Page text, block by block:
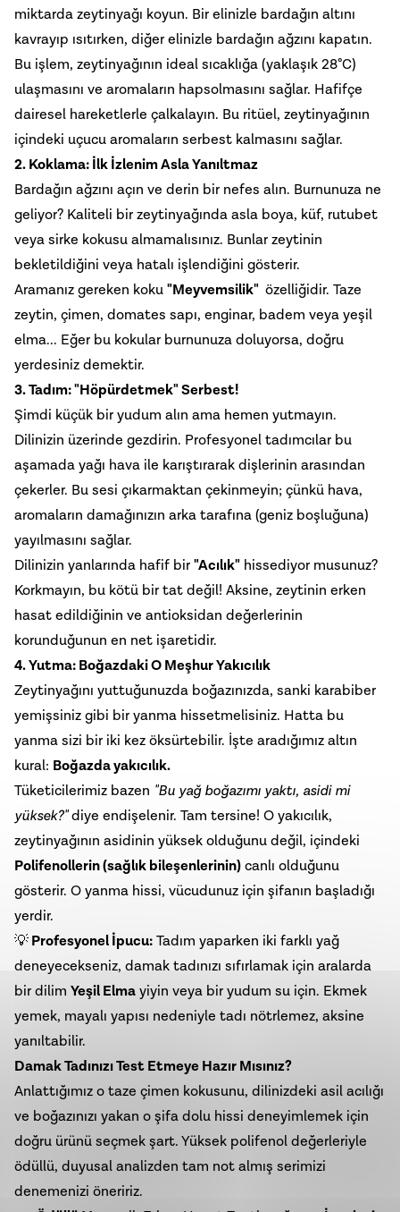
miktarda zeytinyağı koyun. Bir elinizle bardağın altını
kavrayıp ısıtırken, diğer elinizle bardağın ağzını kapatın.
Bu işlem, zeytinyağının ideal sıcaklığa (yaklaşık 28°C)
ulaşmasını ve aromaların hapsolmasını sağlar. Hafifçe
dairesel hareketlerle çalkalayın. Bu ritüel, zeytinyağının
içindeki uçucu aromaların serbest kalmasını sağlar.
2. Koklama: İlk İzlenim Asla Yanıltmaz
Bardağın ağzını açın ve derin bir nefes alın. Burnunuza ne
geliyor? Kaliteli bir zeytinyağında asla boya, küf, rutubet
veya sirke kokusu almamalısınız. Bunlar zeytinin
bekletildiğini veya hatalı işlendiğini gösterir.
Aramanız gereken koku"Meyvemsilik" özelliğidir. Taze
zeytin, çimen, domates sapı, enginar, badem veya yeşil
elma... Eğer bu kokular burnunuza doluyorsa, doğru
yerdesiniz demektir.
3. Tadım: "Höpürdetmek" Serbest!
Şimdi küçük bir yudum alın ama hemen yutmayın.
Dilinizin üzerinde gezdirin. Profesyonel tadımcılar bu
aşamada yağı hava ile karıştırarak dişlerinin arasından
çekerler. Bu sesi çıkarmaktan çekinmeyin; çünkü hava,
aromaların damağınızın arka tarafına (geniz boşluğuna)
yayılmasını sağlar.
Dilinizin yanlarında hafif bir"Acılık" hissediyor musunuz?
Korkmayın, bu kötü bir tat değil! Aksine, zeytinin erken
hasat edildiğinin ve antioksidan değerlerinin
korunduğunun en net işaretidir.
4. Yutma: Boğazdaki O Meşhur Yakıcılık
Zeytinyağını yuttuğunuzda boğazınızda, sanki karabiber
yemişsiniz gibi bir yanma hissetmelisiniz. Hatta bu
yanma sizi bir iki kez öksürtebilir. İşte aradığımız altın
kural: Boğazda yakıcılık.
Tüketicilerimiz bazen "Bu yağ boğazımı yaktı, asidi mi
yüksek?"diye endişelenir. Tam tersine! O yakıcılık,
zeytinyağının asidinin yüksek olduğunu değil, içindeki
Polifenollerin (sağlık bileşenlerinin)canlı olduğunu
gösterir. O yanma hissi, vücudunuz için şifanın başladığı
yerdir.
💡Profesyonel İpucu:Tadım yaparken iki farklı yağ
deneyecekseniz, damak tadınızı sıfırlamak için aralarda
bir dilim Yeşil Elmayiyin veya bir yudum su için. Ekmek
yemek, mayalı yapısı nedeniyle tadı nötrlemez, aksine
yanıltabilir.
Damak Tadınızı Test Etmeye Hazır Mısınız?
Anlattığımız o taze çimen kokusunu, dilinizdeki asil acılığı
ve boğazınızı yakan o şifa dolu hissi deneyimlemek için
doğru ürünü seçmek şart. Yüksek polifenol değerleriyle
ödüllü, duyusal analizden tam not almış serimizi
denemenizi öneririz.